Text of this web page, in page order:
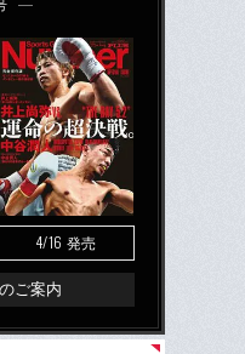
4/16 発売
ご案内